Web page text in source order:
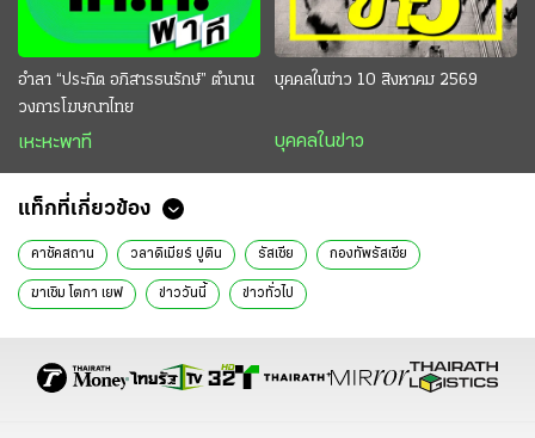
อำลา “ประกิต อภิสารธนรักษ์” ตำนาน
วงการโฆษณาไทย
เหะหะพาที
บุคคลในข่าว 10 สิงหาคม 2569
บุคคลในข่าว
แท็กที่เกี่ยวข้อง
คาซัคสถาน วลาดิเมียร์ ปูติน รัสเซีย กองทัพรัสเซีย
ฆาเซิม โตกา เยฟ ข่าววันนี้ ข่าวทั่วไป